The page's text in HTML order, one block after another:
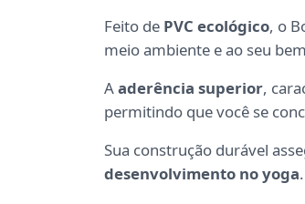
Feito de PVC ecológico, o
meio ambiente e ao seu
Aaderência superior,
permitindo que você se
Sua construção durável
desenvolvimento no yoga.